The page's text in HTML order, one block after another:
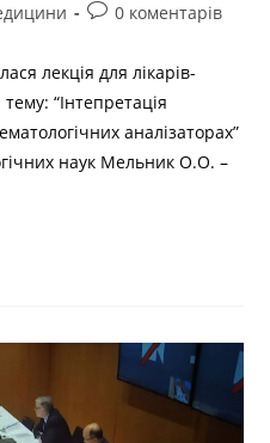
0 коментарів
лекція для лікарів-
“Інтепретація
аналізаторах”
наук Мельник О.О. –